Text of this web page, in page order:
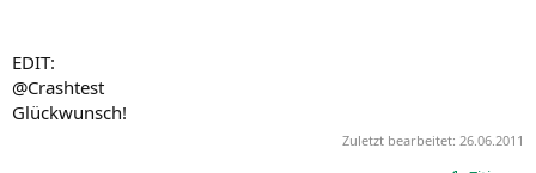
EDIT:
@Crashtest
Glückwunsch!
Zuletzt bearbeitet: 26.06.2011